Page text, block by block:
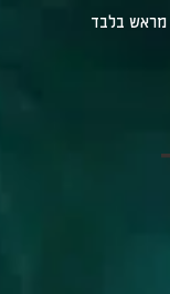
מראש בלבד